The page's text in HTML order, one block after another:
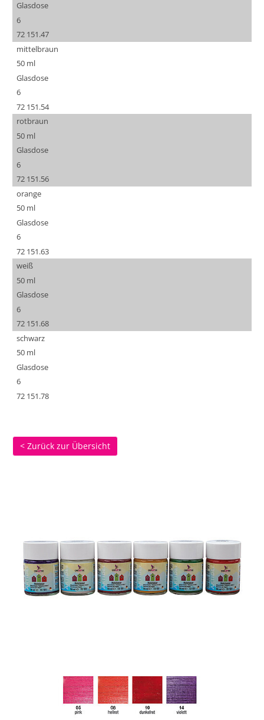
Glasdose
6
72 151.47
mittelbraun
50 ml
Glasdose
6
72 151.54
rotbraun
50 ml
Glasdose
6
72 151.56
orange
50 ml
Glasdose
6
72 151.63
weiß
50 ml
Glasdose
6
72 151.68
schwarz
50 ml
Glasdose
6
72 151.78
< Zurück zur Übersicht